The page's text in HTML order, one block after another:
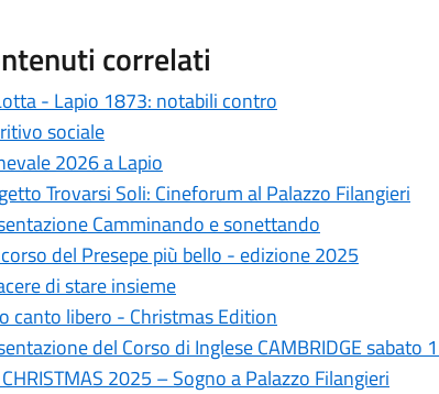
correlati
- Lapio 1873: notabili contro
sociale
2026 a Lapio
Trovarsi Soli: Cineforum al Palazzo Filangieri
Camminando e sonettando
del Presepe più bello - edizione 2025
di stare insieme
canto libero - Christmas Edition
del Corso di Inglese CAMBRIDGE sabato
CHRISTMAS 2025 – Sogno a Palazzo Filangieri